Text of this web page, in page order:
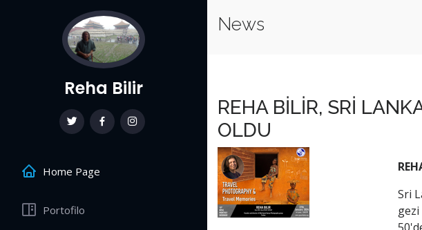
Reha Bilir
Home Page
Portofilo
News
REHA BİLİR, SRİ
OLDU
Sri
gezi